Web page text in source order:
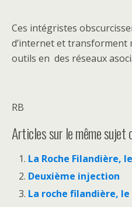
Ces intégristes
d’internet et transforment
outils en des réseaux
RB
Articles sur le même sujet
La Roche Filandière,
Deuxième injection
La roche filandière, le